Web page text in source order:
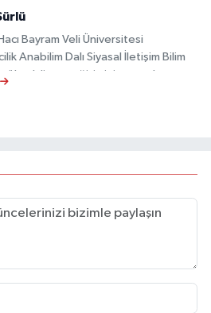
Bayram Veli Üniversitesi
Anabilim Dalı Siyasal İletişim Bilim
yüksek lisans eğitimini tamamlamıştır.
çalışmalar gerçekleştirmiştir.
Postası internet haber sitesinde